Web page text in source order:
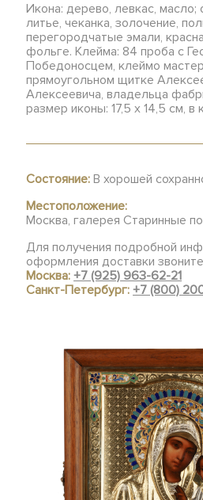
Икона: дерево, левкас, масло;
литье, чеканка, золочение,
перегородчатые эмали,
фольге. Клейма: 84 проба с
Победоносцем, клеймо
прямоугольном щитке
Алексеевича, владельца
размер иконы: 17,5 х 14,5 см, в
Состояние: В хорошей
Местоположение:
Москва, галерея Старинные
Для получения подробной
оформления доставки
Москва:+7 (925) 963-62-21
Санкт-Петербург:+7 (800)